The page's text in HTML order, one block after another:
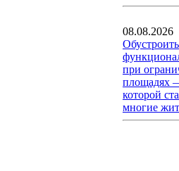
08.08.2026
при
площадях
которой
многие